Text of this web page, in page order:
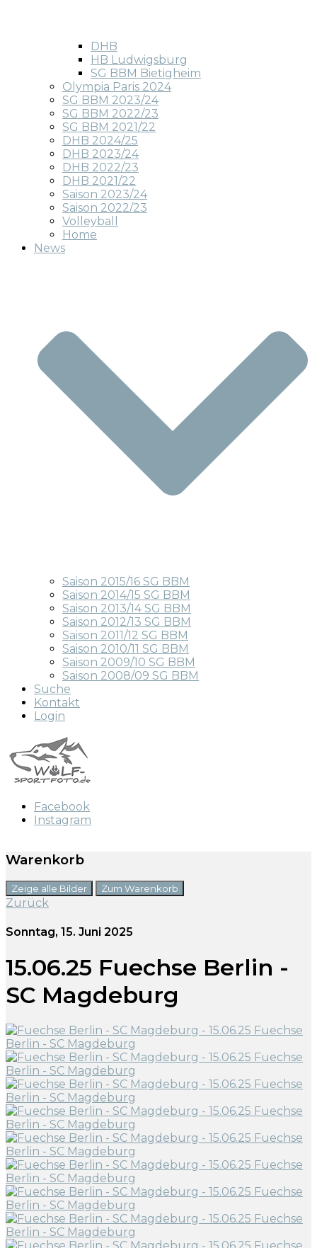
DHB
HB Ludwigsburg
SG BBM Bietigheim
Olympia Paris 2024
SG BBM 2023/24
SG BBM 2022/23
SG BBM 2021/22
DHB 2024/25
DHB 2023/24
DHB 2022/23
DHB 2021/22
Saison 2023/24
Saison 2022/23
Volleyball
Home
News
Saison 2015/16 SG BBM
Saison 2014/15 SG BBM
Saison 2013/14 SG BBM
Saison 2012/13 SG BBM
Saison 2011/12 SG BBM
Saison 2010/11 SG BBM
Saison 2009/10 SG BBM
Saison 2008/09 SG BBM
Suche
Kontakt
Login
Facebook
Instagram
Warenkorb
Zeige alle Bilder Zum Warenkorb
Zurück
Sonntag, 15. Juni 2025
15.06.25 Fuechse Berlin -
SC Magdeburg